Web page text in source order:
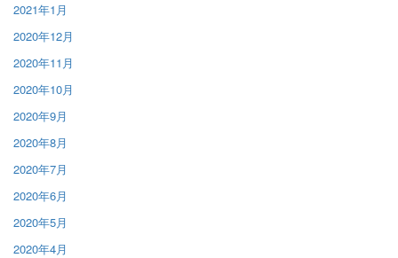
2021年1月
2020年12月
2020年11月
2020年10月
2020年9月
2020年8月
2020年7月
2020年6月
2020年5月
2020年4月